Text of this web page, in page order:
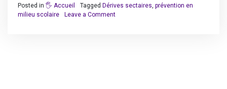
Posted in 🖐️ Accueil Tagged Dérives sectaires prévention en
milieu scolaire
Leave a Commenton